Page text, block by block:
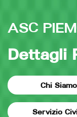
ASC
Dettagli
Chi Siamo
Servizio